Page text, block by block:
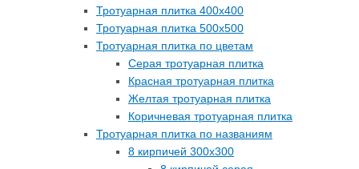
Тротуарная плитка 400х400
Тротуарная плитка 500х500
Тротуарная плитка по цветам
Серая тротуарная плитка
Красная тротуарная плитка
Желтая тротуарная плитка
Коричневая тротуарная плитка
Тротуарная плитка по названиям
8 кирпичей 300х300